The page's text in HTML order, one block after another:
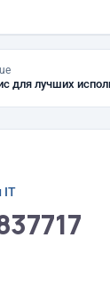
для лучших
IT